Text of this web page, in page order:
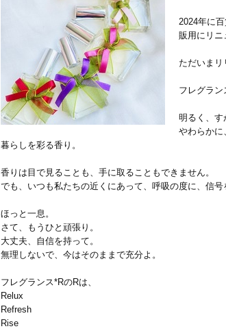
2024年に
販用にリニ
ただいまリ
フレグラン
明るく、す
やわらかに
暮らしを彩る香り。
香りは目で見ることも、手に取ることもできません。
でも、いつも私たちの近くにあって、呼吸の度に、信号
ほっと一息。
さて、もうひと頑張り。
大丈夫、自信を持って。
無理しないで、今はそのままで充分よ。
フレグランス*RのRは、
Relux
Refresh
Rise